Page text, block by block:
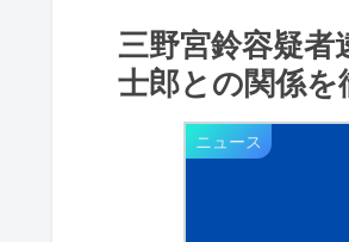
三野宮鈴容疑者
士郎との関係を
ニュース